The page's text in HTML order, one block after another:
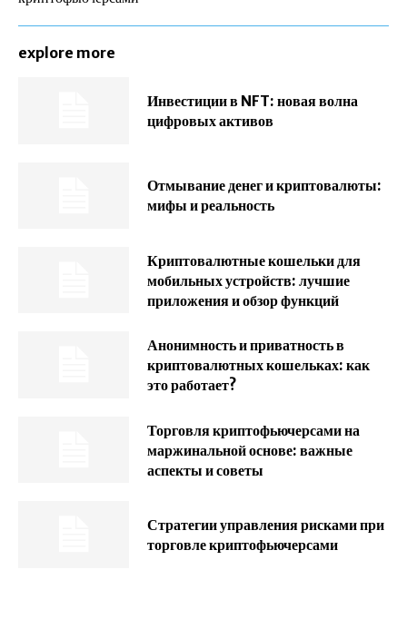
explore more
Инвестиции в NFT: новая волна
цифровых активов
Отмывание денег и криптовалюты:
мифы и реальность
Криптовалютные кошельки для
мобильных устройств: лучшие
приложения и обзор функций
Анонимность и приватность в
криптовалютных кошельках: как
это работает?
Торговля криптофьючерсами на
маржинальной основе: важные
аспекты и советы
Стратегии управления рисками при
торговле криптофьючерсами